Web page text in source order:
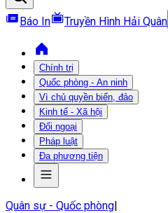
Báo In Truyền Hình Hải Quân
Chính trị
Quốc phòng - An ninh
Vì chủ quyền biển, đảo
Kinh tế - Xã hội
Đối ngoại
Pháp luật
Đa phương tiện
Quân sự - Quốc phòng|